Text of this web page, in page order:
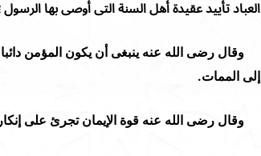
العباد تأييد عقيدة أهل السنة التى أوصى بها
وقال رضى الله عنه ينبغى أن يكون المؤمن
إلى الممات.
وقال رضى الله عنه قوة الإيمان تجرئ على